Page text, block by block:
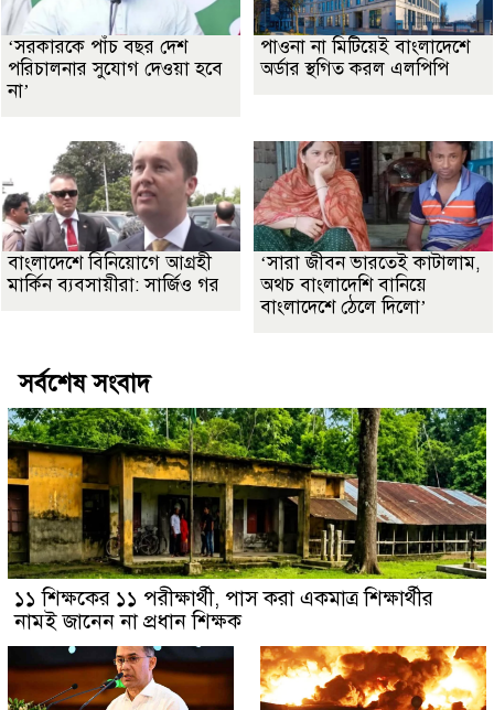
‘সরকারকে পাঁচ বছর দেশ
পরিচালনার সুযোগ দেওয়া হবে
না’
পাওনা না মিটিয়েই বাংলাদেশে
অর্ডার স্থগিত করল এলপিপি
বাংলাদেশে বিনিয়োগে আগ্রহী
মার্কিন ব্যবসায়ীরা: সার্জিও গর
‘সারা জীবন ভারতেই কাটালাম,
অথচ বাংলাদেশি বানিয়ে
বাংলাদেশে ঠেলে দিলো’
সর্বশেষ সংবাদ
১১ শিক্ষকের ১১ পরীক্ষার্থী, পাস করা একমাত্র শিক্ষার্থীর
নামই জানেন না প্রধান শিক্ষক